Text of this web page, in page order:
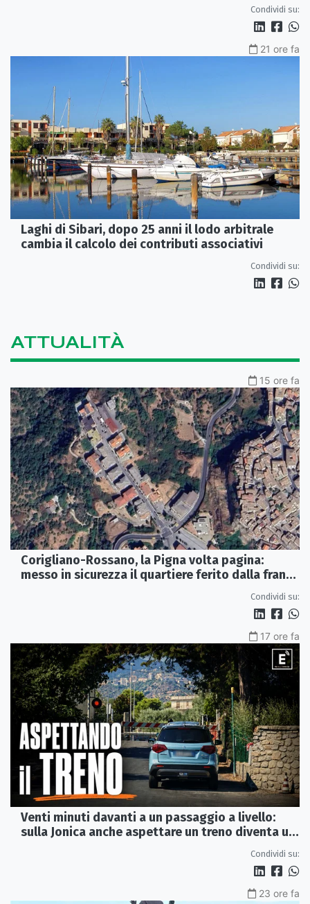
Condividi su:
21 ore fa
Laghi di Sibari, dopo 25 anni il lodo arbitrale
cambia il calcolo dei contributi associativi
Condividi su:
ATTUALITÀ
15 ore fa
Corigliano-Rossano, la Pigna volta pagina:
messo in sicurezza il quartiere ferito dalla frana
Condividi su:
17 ore fa
Venti minuti davanti a un passaggio a livello:
sulla Jonica anche aspettare un treno diventa un
Condividi su:
23 ore fa